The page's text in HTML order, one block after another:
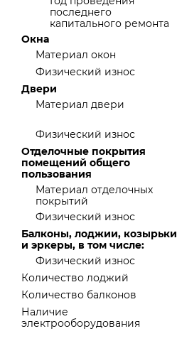
последнего
капитального ремонта
Окна
Материал окон
Физический износ
Двери
Материал двери
Физический износ
Отделочные покрытия
помещений общего
пользования
Материал отделочных
покрытий
Физический износ
Балконы, лоджии, козырьки
и эркеры, в том числе:
Физический износ
Количество лоджий
Количество балконов
Наличие
электрооборудования